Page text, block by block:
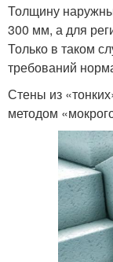
Толщину
300 мм, а для
Только в таком
требований
Стены из
методом